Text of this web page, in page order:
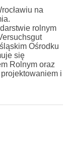
na
rolnym
Ośrodku
się
Rolnym oraz
i